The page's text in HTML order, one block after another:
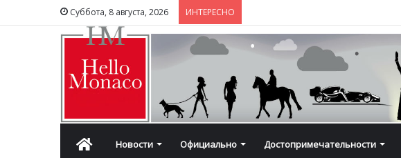
Суббота, 8 августа, 2026 ИНТЕРЕСНО
ГлавнаяНовости Официально Достопримечательности